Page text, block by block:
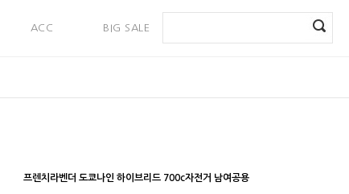
ACC BIG SALE
프렌치라벤더 도쿄나인 하이브리드 700c자전거 남여공용